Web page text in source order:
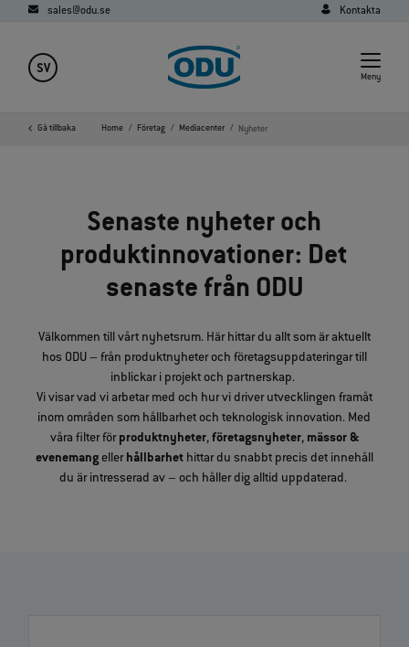
sales@odu.se Kontakta
SV
Meny
Gå tillbaka Home Företag Mediacenter Nyheter
Senaste nyheter och
produktinnovationer: Det
senaste från ODU
Välkommen till vårt nyhetsrum. Här hittar du allt som är aktuellt
hos ODU – från produktnyheter och företagsuppdateringar till
inblickar i projekt och partnerskap.
Vi visar vad vi arbetar med och hur vi driver utvecklingen framåt
inom områden som hållbarhet och teknologisk innovation. Med
våra filter förproduktnyheter,företagsnyheter, mässor &
evenemangellerhållbarhethittar du snabbt precis det innehåll
du är intresserad av – och håller dig alltid uppdaterad.